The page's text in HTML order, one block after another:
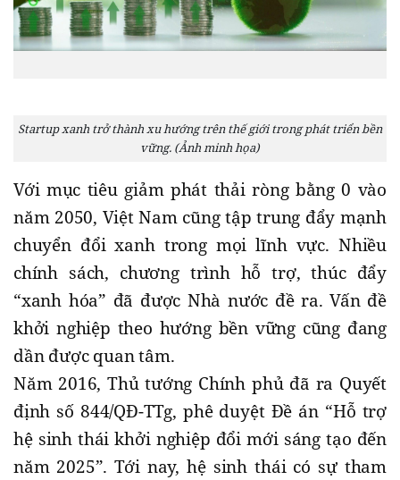
Startup xanh trở thành xu hướng trên thế giới trong phát triển bền
vững. (Ảnh minh họa)
Với mục tiêu giảm phát thải ròng bằng 0 vào
năm 2050, Việt Nam cũng tập trung đẩy mạnh
chuyển đổi xanh trong mọi lĩnh vực. Nhiều
chính sách, chương trình hỗ trợ, thúc đẩy
“xanh hóa” đã được Nhà nước đề ra. Vấn đề
khởi nghiệp theo hướng bền vững cũng đang
dần được quan tâm.
Năm 2016, Thủ tướng Chính phủ đã ra Quyết
định số 844/QĐ-TTg, phê duyệt Đề án “Hỗ trợ
hệ sinh thái khởi nghiệp đổi mới sáng tạo đến
năm 2025”. Tới nay, hệ sinh thái có sự tham